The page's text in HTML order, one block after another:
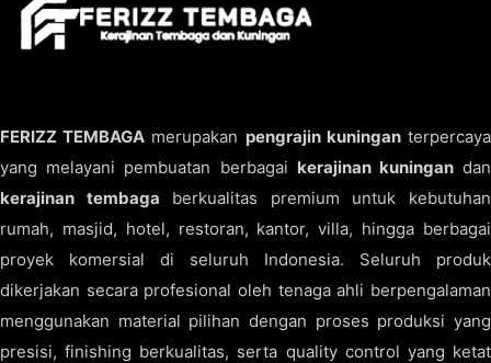
FERIZZ TEMBAGA merupakan pengrajin kuninganterpercaya
yang melayani pembuatan berbagai kerajinan kuningandan
kerajinan tembaga berkualitas premium untuk kebutuhan
rumah, masjid, hotel, restoran, kantor, villa, hingga berbagai
proyek komersial di seluruh Indonesia. Seluruh produk
dikerjakan secara profesional oleh tenaga ahli berpengalaman
menggunakan material pilihan dengan proses produksi yang
presisi, finishing berkualitas, serta quality control yang ketat